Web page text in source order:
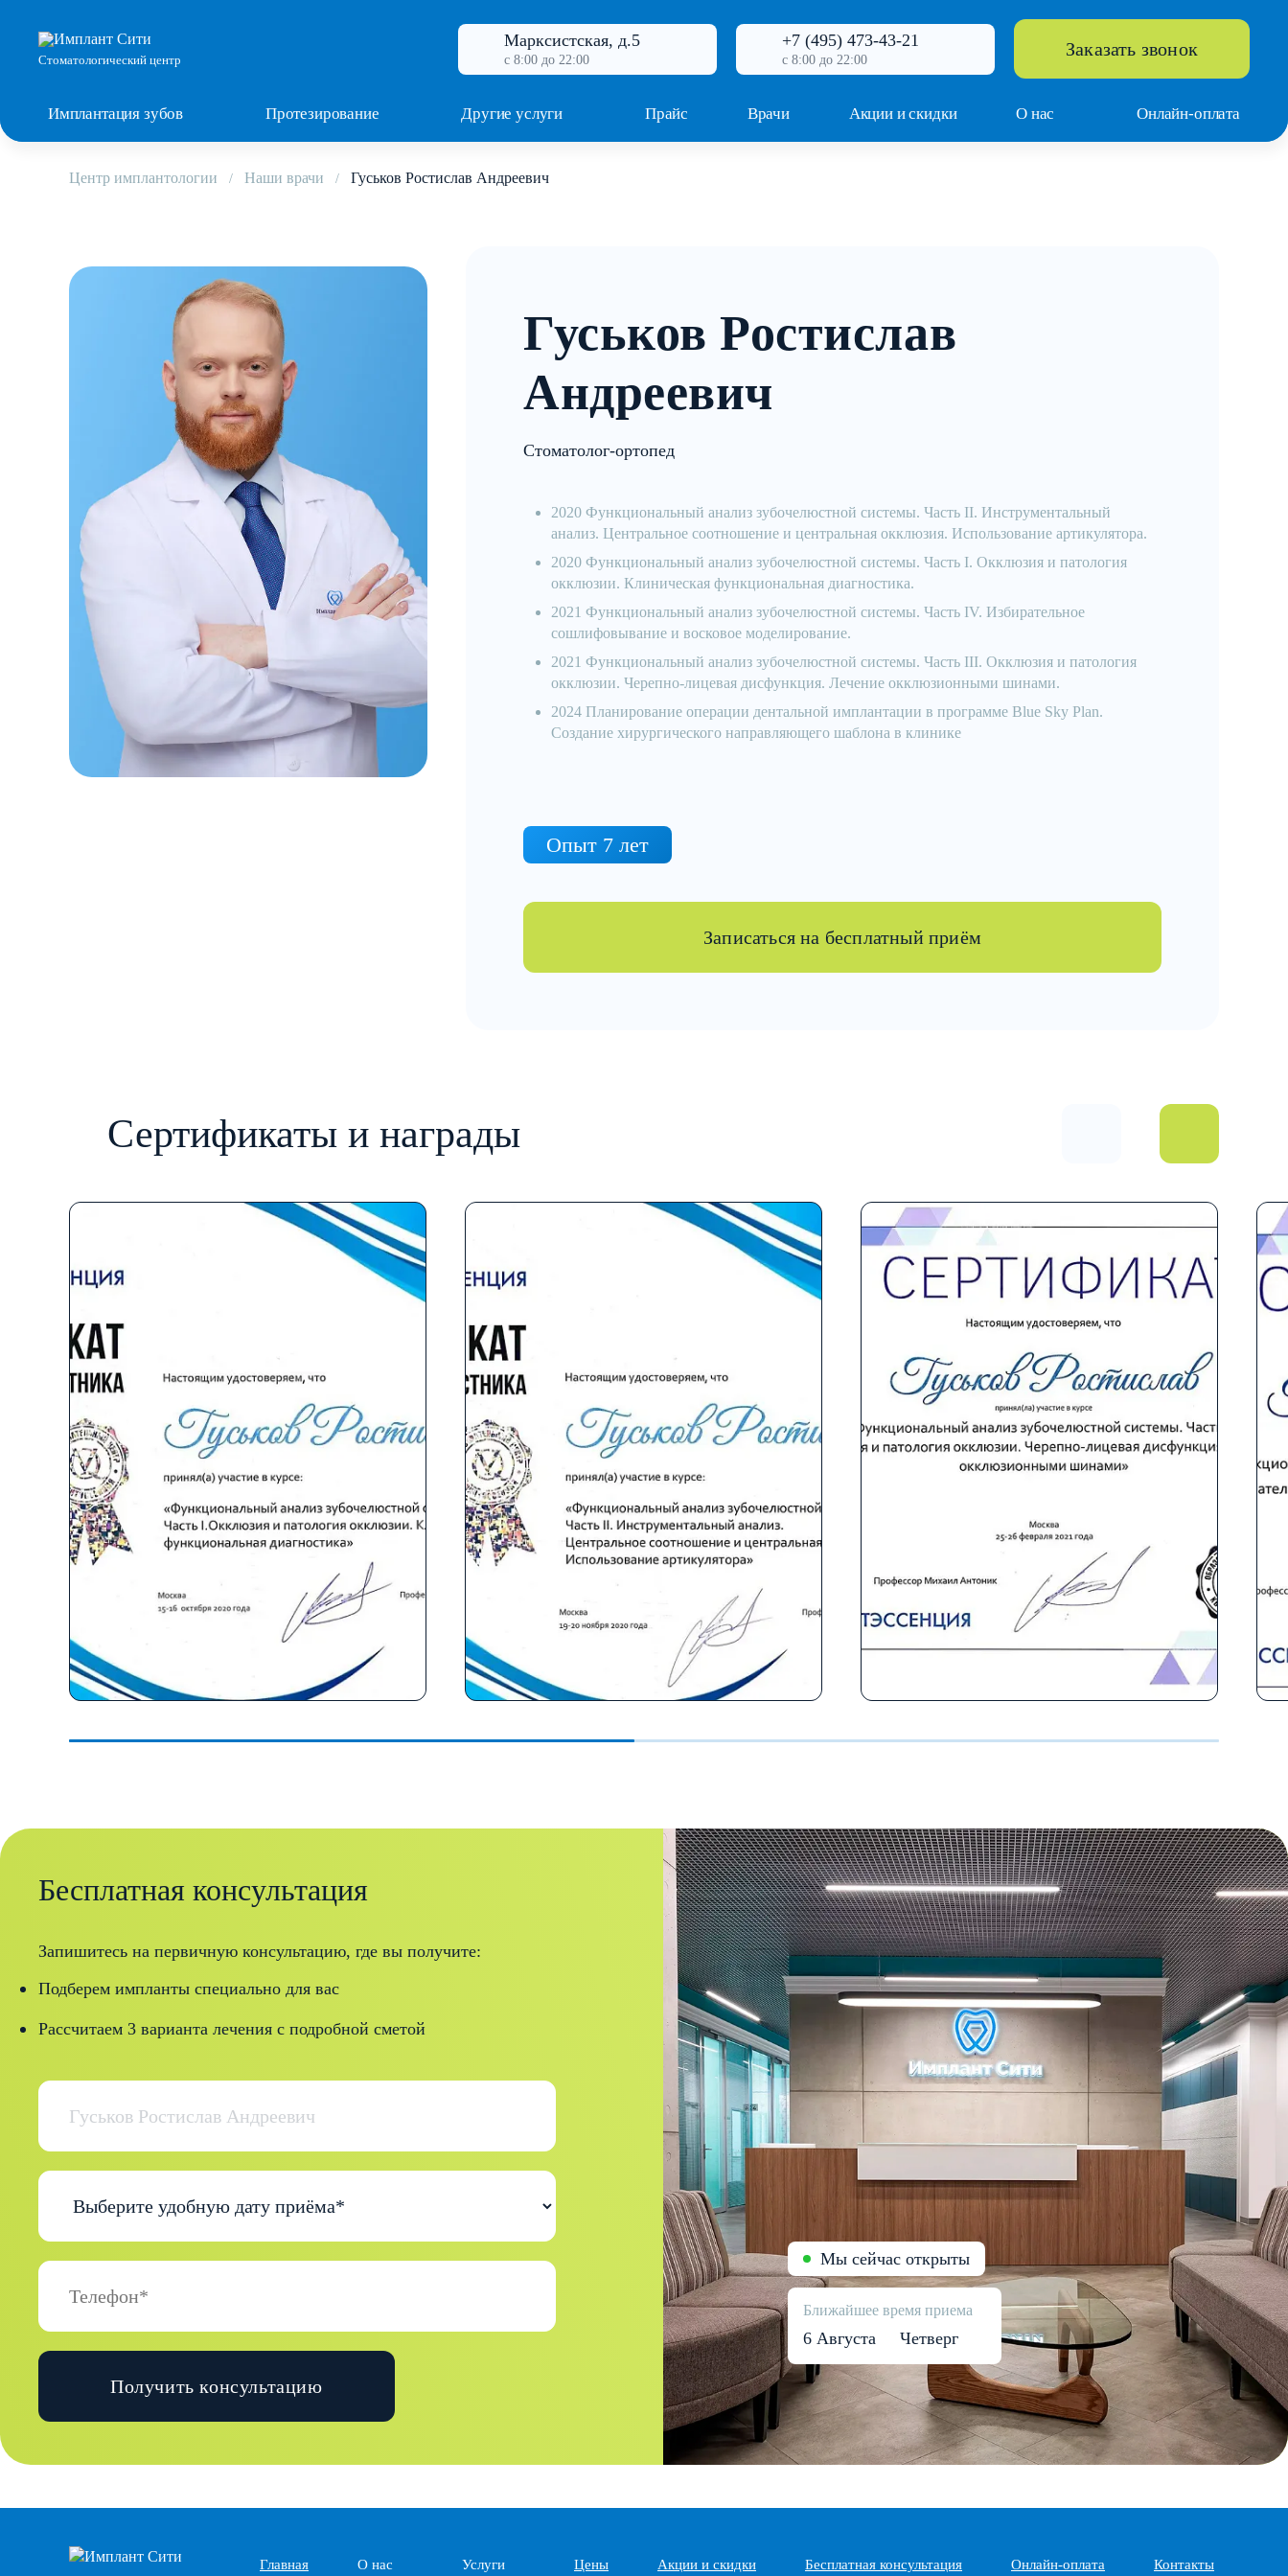
Стоматологический центр
Марксистская, д.5
с 8:00 до 22:00
+7 (495) 473-43-21
с 8:00 до 22:00 Заказать звонок
Имплантация зубов Протезирование Другие услуги Прайс Врачи Акции и скидки О нас Онлайн-оплата
Центр имплантологии Наши врачи Гуськов Ростислав Андреевич
Гуськов Ростислав
Андреевич
Стоматолог-ортопед
2020 Функциональный анализ зубочелюстной системы. Часть II. Инструментальный
анализ. Центральное соотношение и центральная окклюзия. Использование артикулятора.
2020 Функциональный анализ зубочелюстной системы. Часть I. Окклюзия и патология
окклюзии. Клиническая функциональная диагностика.
2021 Функциональный анализ зубочелюстной системы. Часть IV. Избирательное
сошлифовывание и восковое моделирование.
2021 Функциональный анализ зубочелюстной системы. Часть III. Окклюзия и патология
окклюзии. Черепно-лицевая дисфункция. Лечение окклюзионными шинами.
2024 Планирование операции дентальной имплантации в программе Blue Sky Plan.
Создание хирургического направляющего шаблона в клинике
Опыт 7 лет
Записаться на бесплатный приём
Сертификаты и награды
Гуськов Ростислав Андреевич
окклюзии. Клиническая
Россия
Гуськов Ростислав Андреевич
зубочелюстной системы. Часть II.
Инструментальный анализ.
Центральное соотношение и
центральная окклюзия.
Использование артикулятора»
Гуськов Ростислав Андреевич
зубочелюстной системы. Часть
III. Окклюзия и патология
окклюзии. Черепно-лицевая
дисфункция. Лечение
окклюзионными шинами»
Страна:
Россия
Бесплатная консультация
Запишитесь на первичную консультацию, где вы получите:
Подберем импланты специально для вас
Рассчитаем 3 варианта лечения с подробной сметой
Получить консультацию
Мы сейчас открыты
Ближайшее время приема
6 Августа Четверг
Главная О нас Услуги Цены Акции и скидки Бесплатная консультация Онлайн-оплата Контакты